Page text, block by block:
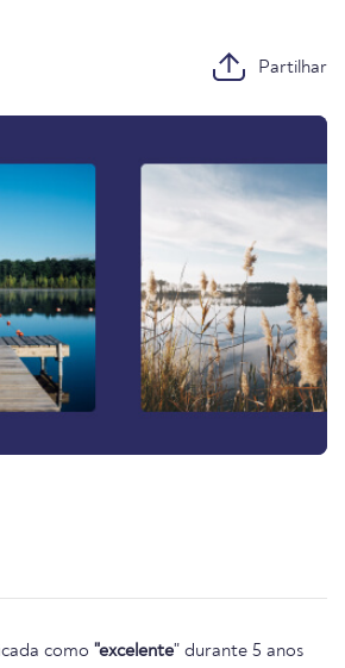
Partilhar
como "excelente" durante 5 anos